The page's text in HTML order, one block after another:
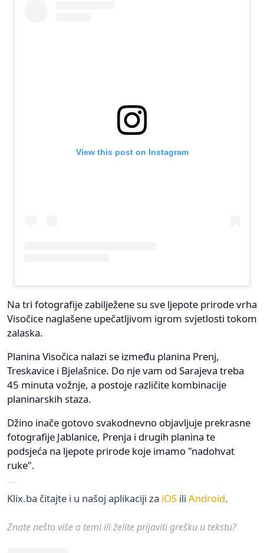
View this post on Instagram
Na tri fotografije zabilježene su sve ljepote prirode vrha
Visočice naglašene upečatljivom igrom svjetlosti tokom
zalaska.
Planina Visočica nalazi se između planina Prenj,
Treskavice i Bjelašnice. Do nje vam od Sarajeva treba
45 minuta vožnje, a postoje različite kombinacije
planinarskih staza.
Džino inače gotovo svakodnevno objavljuje prekrasne
fotografije Jablanice, Prenja i drugih planina te
podsjeća na ljepote prirode koje imamo "nadohvat
ruke".
Klix.ba čitajte i u našoj aplikaciji za iOS ili Android.
Znate nešto više o temi ili želite prijaviti grešku u tekstu?